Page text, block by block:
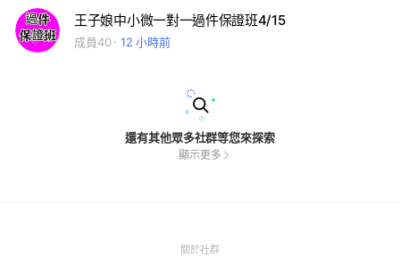
王子娘中小微一對一過件保證班4/15
成員40 12 小時前
還有其他眾多社群等您來探索
顯示更多
關於社群(Open